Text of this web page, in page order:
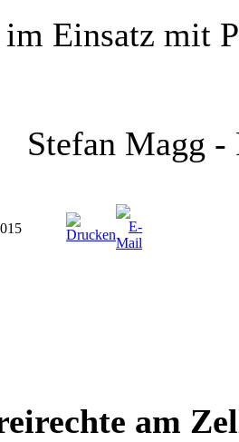
Einsatz mit
Stefan Magg -
am